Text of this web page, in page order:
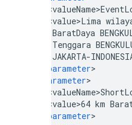
<
<value>Lima
BaratDaya
Tenggara
JAKARTA-
parameter
parameter
<
<value>64 km
parameter